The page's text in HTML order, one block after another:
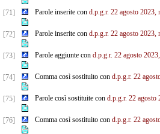
[71] Parole inserite con d.p.g.r. 22 agosto 2023,
[72] Parole inserite con d.p.g.r. 22 agosto 2023,
[73] Parole aggiunte con d.p.g.r. 22 agosto
[74] Comma così sostituito con d.p.g.r. 22
[75] Parole così sostituite con d.p.g.r. 22 agosto
[76] Comma così sostituito con d.p.g.r. 22